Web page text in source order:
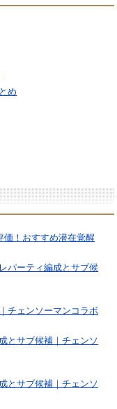
め
価！おすすめ潜在覚醒
パーティ編成とサブ候
チェンソーマンコラボ
とサブ候補｜チェンソ
とサブ候補｜チェンソ